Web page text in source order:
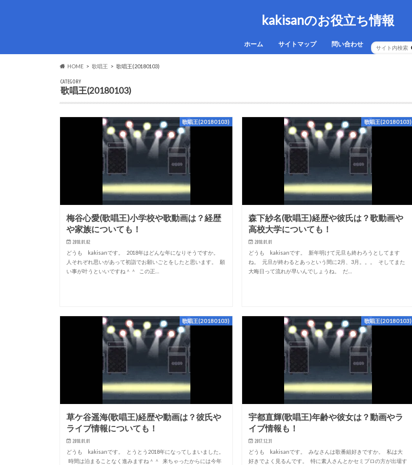
kakisanのお役立ち情報
ホーム サイトマップ 問い合わせ
HOME 歌唱王 歌唱王(20180103)
CATEGORY
歌唱王(20180103)
歌唱王(20180103)
梅谷心愛(歌唱王)小学校や歌動画は？経歴
や家族についても！
2018.01.02
どうも kakisanです。 2018年はどんな年になりそうですか。
人それぞれ思いがあって初詣でお願いごとをしたと思います。 願
い事が叶うといいですね＾＾ この正…
歌唱王(20180103)
森下紗名(歌唱王)経歴や彼氏は？歌動画や
高校大学についても！
2018.01.01
どうも kakisanです。 新年明けて元旦も終わろうとしてます
ね。 元旦が終わるとあっという間に2月、3月。。。 そしてまた
大晦日って流れが早いんでしょうね。 だ…
歌唱王(20180103)
草ケ谷遥海(歌唱王)経歴や動画は？彼氏や
ライブ情報についても！
2018.01.01
どうも kakisanです。 とうとう2018年になってしまいました。
時間は泊まることなく進みますね＾＾ 来ちゃったからには今年
歌唱王(20180103)
宇都直輝(歌唱王)年齢や彼女は？動画やラ
イブ情報も！
2017.12.31
どうも kakisanです。 みなさんは歌番組好きですか。 私は大
好きでよく見るんです。 特に素人さんとかセミプロの方が出場す